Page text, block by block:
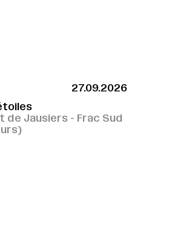
27.09.2026
de Jausiers - Frac Sud